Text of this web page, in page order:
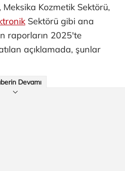
Kozmetik Sektörü,
Sektörü gibi ana
raporların 2025'te
açıklamada, şunlar
Devamı